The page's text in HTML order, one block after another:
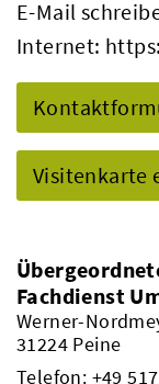
E-Mail
Internet:
Visitenkarte
Fachdienst
Werner-
31224 Peine
Telefon: +49